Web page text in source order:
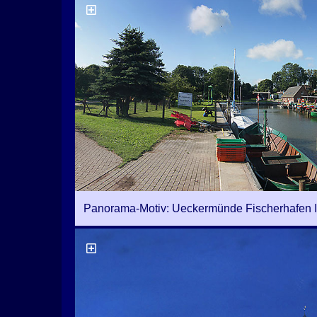
Panorama-Motiv: Ueckermünde Fischerhafen